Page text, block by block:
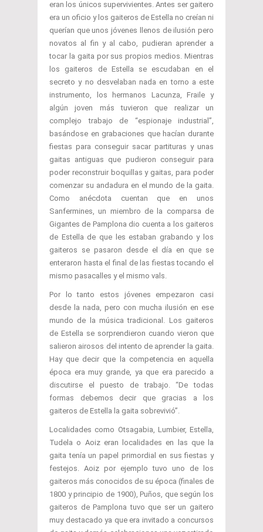
eran los únicos supervivientes. Antes ser gaitero
era un oficio y los gaiteros de Estella no creían ni
querían que unos jóvenes llenos de ilusión pero
novatos al fin y al cabo, pudieran aprender a
tocar la gaita por sus propios medios. Mientras
los gaiteros de Estella se escudaban en el
secreto y no desvelaban nada en torno a este
instrumento, los hermanos Lacunza, Fraile y
algún joven más tuvieron que realizar un
complejo trabajo de “espionaje industrial”,
basándose en grabaciones que hacían durante
fiestas para conseguir sacar partituras y unas
gaitas antiguas que pudieron conseguir para
poder reconstruir boquillas y gaitas, para poder
comenzar su andadura en el mundo de la gaita.
Como anécdota cuentan que en unos
Sanfermines, un miembro de la comparsa de
Gigantes de Pamplona dio cuenta a los gaiteros
de Estella de que les estaban grabando y los
gaiteros se pasaron desde el día en que se
enteraron hasta el final de las fiestas tocando el
mismo pasacalles y el mismo vals.
Por lo tanto estos jóvenes empezaron casi
desde la nada, pero con mucha ilusión en ese
mundo de la música tradicional. Los gaiteros
de Estella se sorprendieron cuando vieron que
salieron airosos del intento de aprender la gaita.
Hay que decir que la competencia en aquella
época era muy grande, ya que era parecido a
discutirse el puesto de trabajo. “De todas
formas debemos decir que gracias a los
gaiteros de Estella la gaita sobrevivió”.
Localidades como Otsagabia, Lumbier, Estella,
Tudela o Aoiz eran localidades en las que la
gaita tenía un papel primordial en sus fiestas y
festejos. Aoiz por ejemplo tuvo uno de los
gaiteros más conocidos de su época (finales de
1800 y principio de 1900), Puños, que según los
gaiteros de Pamplona tuvo que ser un gaitero
muy destacado ya que era invitado a concursos